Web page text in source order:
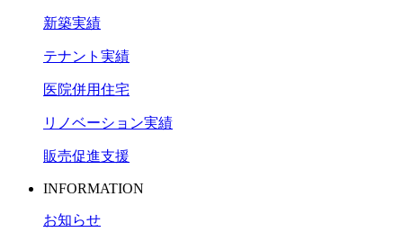
新築実績
テナント実績
医院併用住宅
リノベーション実績
販売促進支援
INFORMATION
お知らせ